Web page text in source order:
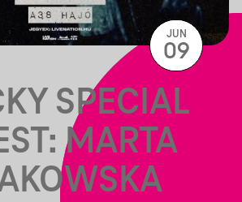
SPECIAL
MARTA
JUN
09